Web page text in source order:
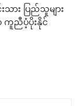
ား ပြည်သူများ
ကူညီပံ့ပိုးနိုင်